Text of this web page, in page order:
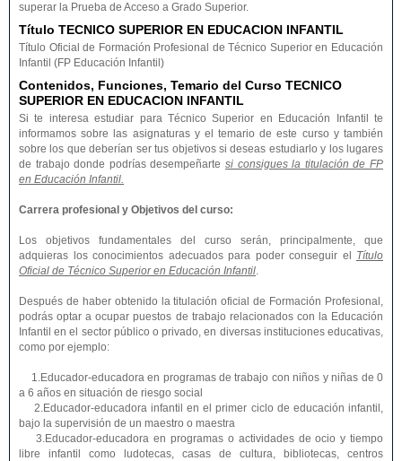
superar la Prueba de Acceso a Grado Superior.
Título TECNICO SUPERIOR EN EDUCACION INFANTIL
Título Oficial de Formación Profesional de Técnico Superior en Educación
Infantil (FP Educación Infantil)
Contenidos, Funciones, Temario del Curso TECNICO
SUPERIOR EN EDUCACION INFANTIL
Si te interesa estudiar para Técnico Superior en Educación Infantil te
informamos sobre las asignaturas y el temario de este curso y también
sobre los que deberían ser tus objetivos si deseas estudiarlo y los lugares
de trabajo donde podrías desempeñarte si consigues la titulación de FP
en Educación Infantil.
Carrera profesional y Objetivos del curso:
Los objetivos fundamentales del curso serán, principalmente, que
adquieras los conocimientos adecuados para poder conseguir el Título
Oficial de Técnico Superior en Educación Infantil.
Después de haber obtenido la titulación oficial de Formación Profesional,
podrás optar a ocupar puestos de trabajo relacionados con la Educación
Infantil en el sector público o privado, en diversas instituciones educativas,
como por ejemplo:
1.Educador-educadora en programas de trabajo con niños y niñas de 0
a 6 años en situación de riesgo social
2.Educador-educadora infantil en el primer ciclo de educación infantil,
bajo la supervisión de un maestro o maestra
3.Educador-educadora en programas o actividades de ocio y tiempo
libre infantil como ludotecas, casas de cultura, bibliotecas, centros